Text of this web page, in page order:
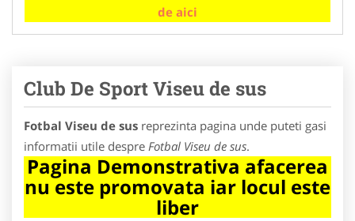
de aici
Club De Sport Viseu de sus
Fotbal Viseu de sus reprezinta pagina unde puteti gasi
informatii utile despre Fotbal Viseu de sus.
Pagina Demonstrativa afacerea
nu este promovata iar locul este
liber